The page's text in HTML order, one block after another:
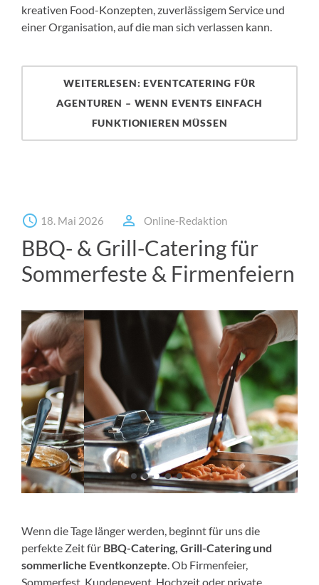
kreativen Food-Konzepten, zuverlässigem Service und
einer Organisation, auf die man sich verlassen kann.
WEITERLESEN: EVENTCATERING FÜR
AGENTUREN – WENN EVENTS EINFACH
FUNKTIONIEREN MÜSSEN
18. Mai 2026 Online-Redaktion
BBQ- & Grill-Catering für
Sommerfeste & Firmenfeiern
Wenn die Tage länger werden, beginnt für uns die
perfekte Zeit für BBQ-Catering, Grill-Catering und
sommerliche Eventkonzepte. Ob Firmenfeier,
Sommerfest, Kundenevent, Hochzeit oder private